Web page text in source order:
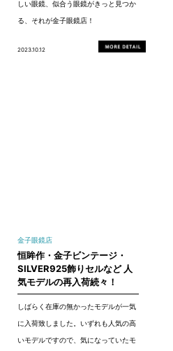
しい眼鏡、似合う眼鏡がきっと見つか
る、それが金子眼鏡店！
2023.10.12
金子眼鏡店
恒眸作・金子ビンテージ・
SILVER925飾りセルなど 人
気モデルの再入荷続々！
しばらく在庫の無かったモデルが一気
に入荷致しました。いずれも人気の高
いモデルですので、気になっていたモ